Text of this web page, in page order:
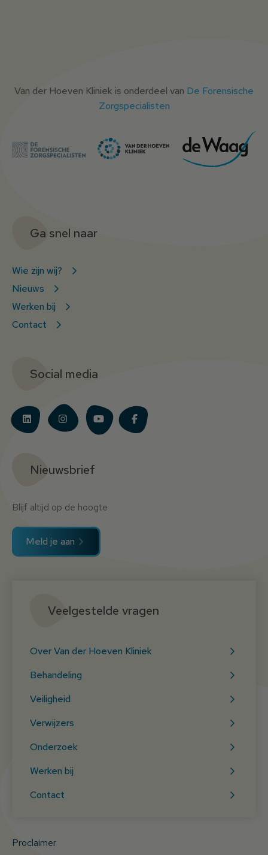
Van der Hoeven Kliniek is onderdeel van De Forensische
Zorgspecialisten
Ga snel naar
Wie zijn wij?
Nieuws
Werken bij
Contact
Social media
Nieuwsbrief
Blijf altijd op de hoogte
Meld je aan
Veelgestelde vragen
Over Van der Hoeven Kliniek
Behandeling
Veiligheid
Verwijzers
Onderzoek
Werken bij
Contact
Proclaimer